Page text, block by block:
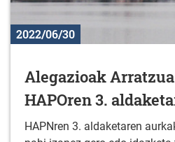
2022/06/30
Alegazioak
HAPOren 3.
HAPNren 3. aldaketaren